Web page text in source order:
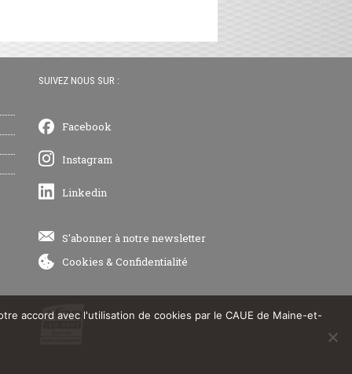
SUIVEZ NOUS SUR :
Facebook
Instagram
Linkedin
S'abonner à notre newsletter
Cookies & Confidentialité
accord avec l'utilisation de cookies par le CAUE de Maine-et-